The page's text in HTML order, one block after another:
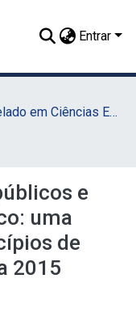
Entrar
Bacharelado em Ciências Econômicas (Sede)
e
uma
de
2015